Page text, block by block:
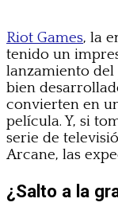
Riot Games, la
tenido un
lanzamiento del
bien
convierten en
película. Y, si
serie de
Arcane, las
¿Salto a la